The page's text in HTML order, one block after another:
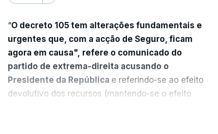
“O decreto 105 tem alterações fundamentais e
urgentes que, com a acção de Seguro, ficam
agora em causa", refere o comunicado do
partido de extrema-direita acusando o
Presidente da República e referindo-se ao efeito
devolutivo dos recursos (mantendo-se o efeito